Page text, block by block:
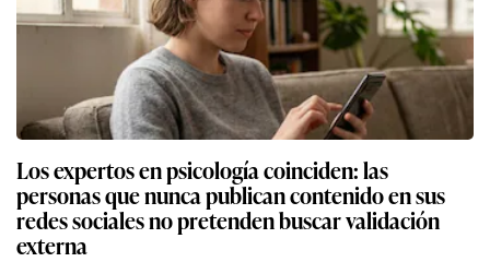
Los expertos en psicología coinciden: las
personas que nunca publican contenido en sus
redes sociales no pretenden buscar validación
externa